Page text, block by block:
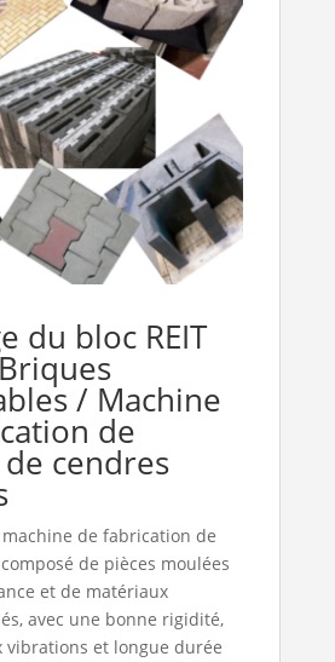
du bloc REIT
/ Machine
de
cendres
de fabrication de
de pièces moulées
et de matériaux
avec une bonne rigidité,
vibrations et longue durée